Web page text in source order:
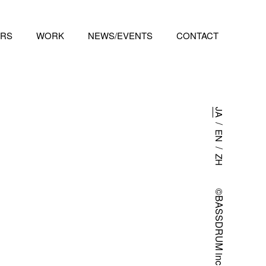
WORK NEWS/EVENTS CONTACT
JA
/
EN
/
ZH
©BASSDRUM inc.